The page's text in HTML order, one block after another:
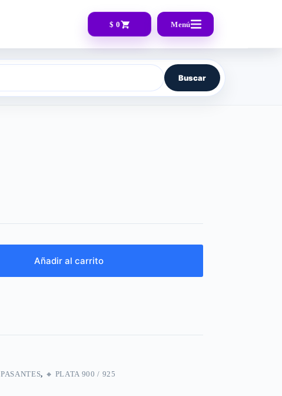
$ 0 Menú
Buscar
Añadir al carrito
PASANTES, 🔸​ PLATA 900 / 925